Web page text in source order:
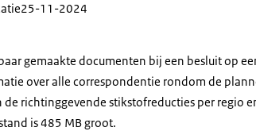
25-11-2024
gemaakte documenten bij een besluit op
over alle correspondentie rondom de
de richtinggevende stikstofreducties per regio
is 485 MB groot.